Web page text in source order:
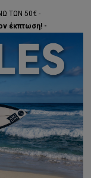
ΤΩΝ 50€ -
έκπτωση! -